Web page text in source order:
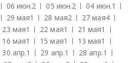
06 июн.2 05 июн.2 04 июн.1
29 мая1 28 мая2 27 мая4
23 мая1 22 мая1 21 мая1
16 мая1 15 мая1 13 мая1
30 апр.1 29 апр.1 28 апр.1